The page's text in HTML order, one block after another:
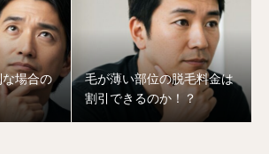
場合の
毛が薄い部位の脱毛料金は
割引できるのか！？